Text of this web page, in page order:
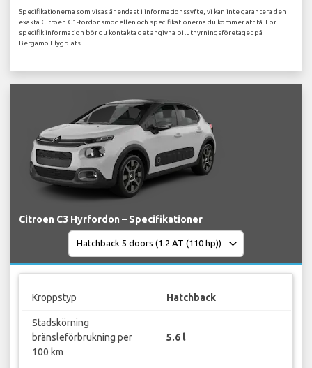
Specifikationerna som visas är endast i informationssyfte, vi kan inte garantera den
exakta Citroen C1-fordonsmodellen och specifikationerna du kommer att få. För
specifik information bör du kontakta det angivna biluthyrningsföretaget på
Bergamo Flygplats.
Citroen C3 Hyrfordon – Specifikationer
Kroppstyp Hatchback
Stadskörning
bränsleförbrukning per
100 km
5.6 l